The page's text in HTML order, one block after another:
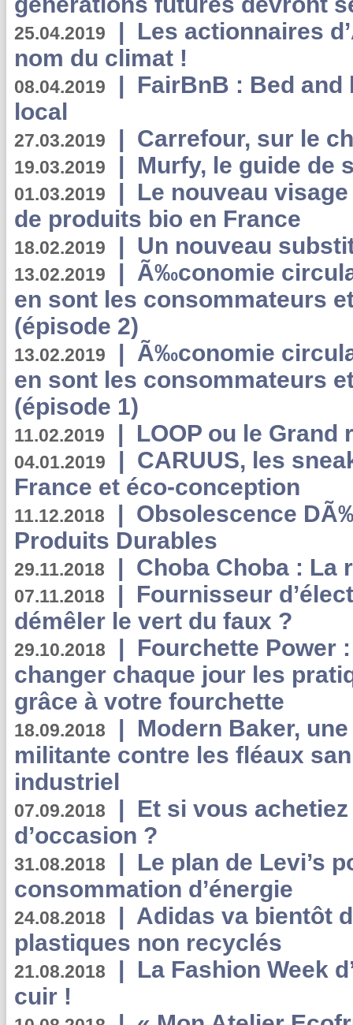
25.04.2019 | Les actionnaires
nom du climat !
08.04.2019 | FairBnB : Bed
local
27.03.2019 | Carrefour, sur le
19.03.2019 | Murfy, le guide de
01.03.2019 | Le nouveau
de produits bio en France
18.02.2019 | Un nouveau
13.02.2019 | Ã‰conomie
en sont les consommateurs
(épisode 2)
13.02.2019 | Ã‰conomie
en sont les consommateurs
(épisode 1)
11.02.2019 | LOOP ou le Grand
04.01.2019 | CARUUS, les
France et éco-conception
11.12.2018 | Obsolescence
Produits Durables
29.11.2018 | Choba Choba : La
07.11.2018 | Fournisseur
démêler le vert du faux ?
29.10.2018 | Fourchette Power
changer chaque jour les
grâce à votre fourchette
18.09.2018 | Modern Baker,
militante contre les fléaux
industriel
07.09.2018 | Et si vous
d’occasion ?
31.08.2018 | Le plan de Levi’s
consommation d’énergie
24.08.2018 | Adidas va bientôt
plastiques non recyclés
21.08.2018 | La Fashion Week
cuir !